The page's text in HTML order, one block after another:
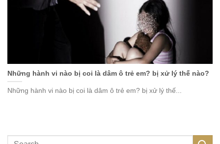
Những hành vi nào bị coi là dâm ô trẻ em? bị xử lý thế nào?
Những hành vi nào bị coi là dâm ô trẻ em? bị xử lý thế...